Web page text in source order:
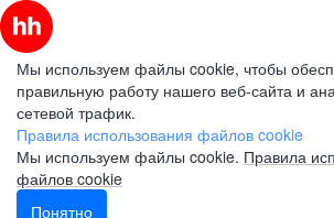
Мы используем файлы cookie, чтобы
правильную работу нашего веб-сайта и
сетевой трафик.
Правила использования файлов cookie
Мы используем файлы cookie. Правила
файлов cookie
Понятно